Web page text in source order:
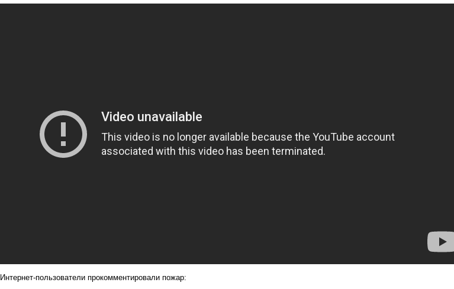
Интернет-пользователи прокомментировали пожар: